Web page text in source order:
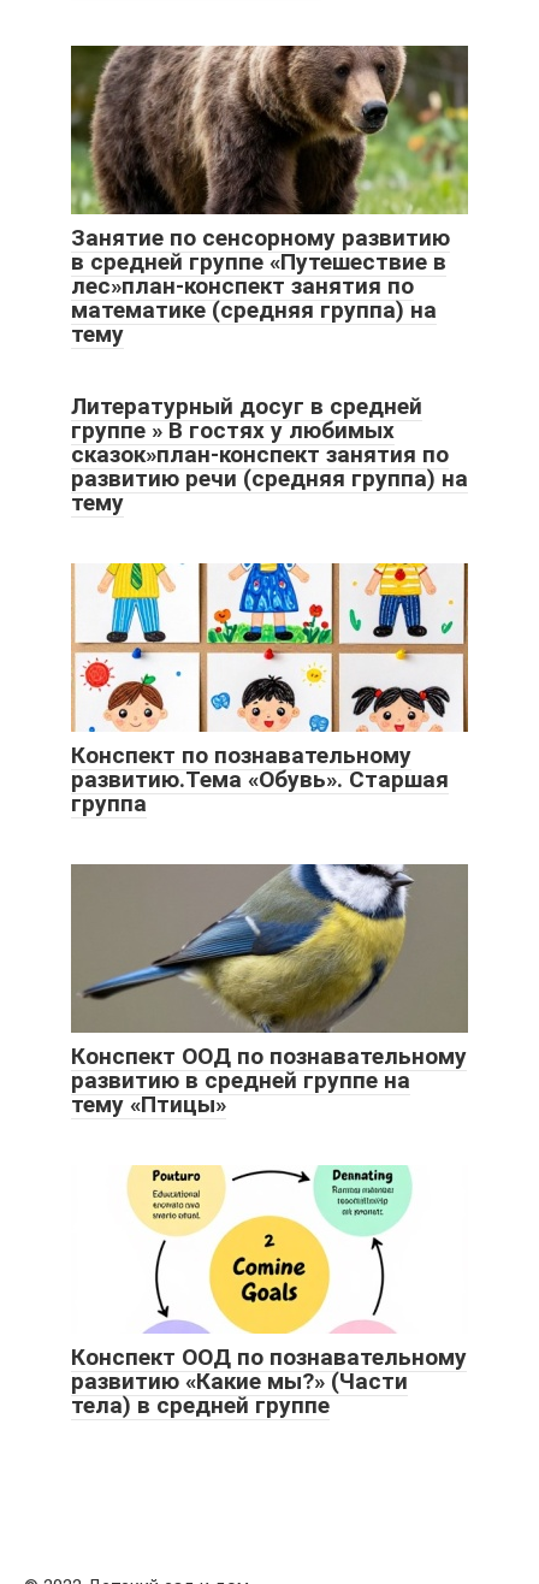
Занятие по сенсорному развитию
в средней группе «Путешествие в
лес»план-конспект занятия по
математике (средняя группа) на
тему
Литературный досуг в средней
группе » В гостях у любимых
сказок»план-конспект занятия по
развитию речи (средняя группа) на
тему
Конспект по познавательному
развитию.Тема «Обувь». Старшая
группа
Конспект ООД по познавательному
развитию в средней группе на
тему «Птицы»
Конспект ООД по познавательному
развитию «Какие мы?» (Части
тела) в средней группе